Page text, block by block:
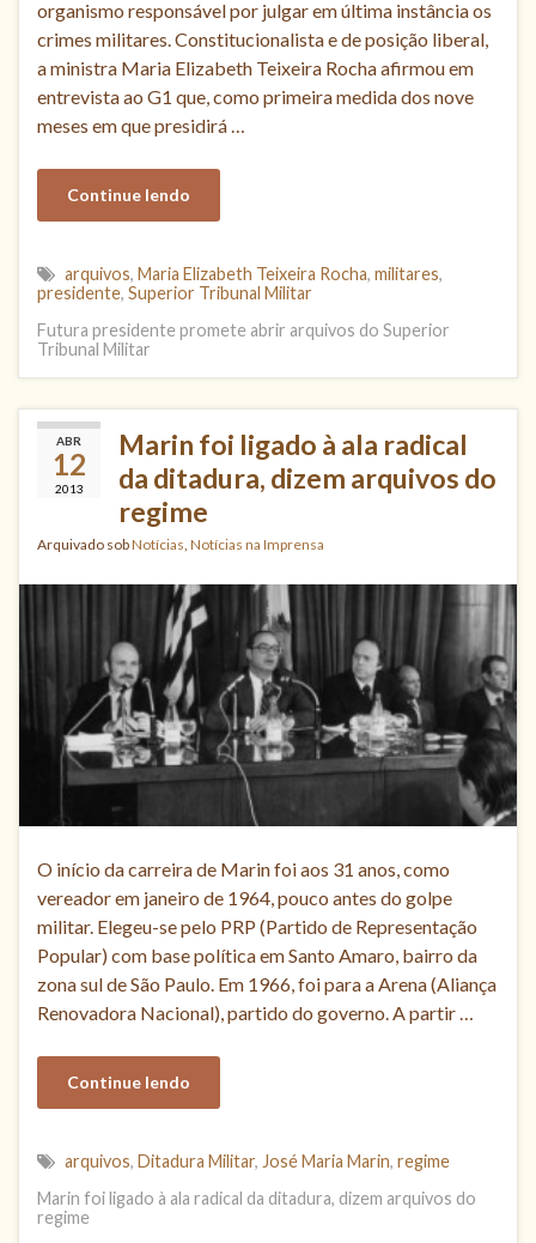
organismo responsável por julgar em última instância os
crimes militares. Constitucionalista e de posição liberal,
a ministra Maria Elizabeth Teixeira Rocha afirmou em
entrevista ao G1 que, como primeira medida dos nove
meses em que presidirá …
Continue lendo
arquivos, Maria Elizabeth Teixeira Rocha, militares,
presidente, Superior Tribunal Militar
Futura presidente promete abrir arquivos do Superior
Tribunal Militar
ABR
12
2013
Marin foi ligado à ala radical
da ditadura, dizem arquivos do
regime
Arquivado sobNotícias Notícias na Imprensa
O início da carreira de Marin foi aos 31 anos, como
vereador em janeiro de 1964, pouco antes do golpe
militar. Elegeu-se pelo PRP (Partido de Representação
Popular) com base política em Santo Amaro, bairro da
zona sul de São Paulo. Em 1966, foi para a Arena (Aliança
Renovadora Nacional), partido do governo. A partir …
Continue lendo
arquivos, Ditadura Militar, José Maria Marin, regime
Marin foi ligado à ala radical da ditadura, dizem arquivos do
regime